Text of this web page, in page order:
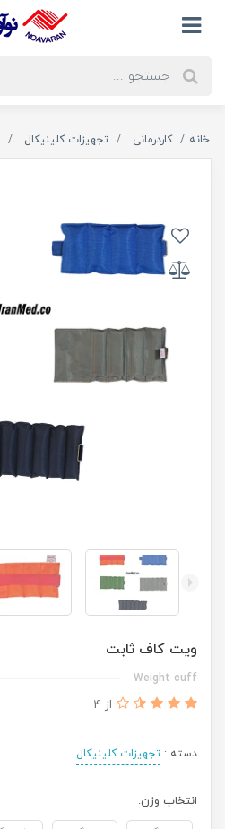
خانه کاردرمانی تجهیزات کلینیکال
ویت كاف ثابت
Weight cuff
از 4
دسته : تجهیزات کلینیکال
انتخاب وزن: